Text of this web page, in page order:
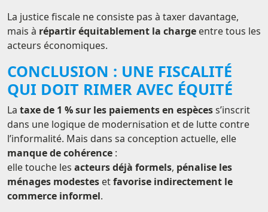
La justice fiscale ne consiste pas à taxer davantage,
mais à répartir équitablement la charge entre tous les
acteurs économiques.
CONCLUSION : UNE FISCALITÉ
QUI DOIT RIMER AVEC ÉQUITÉ
La taxe de 1 % sur les paiements en espècess’inscrit
dans une logique de modernisation et de lutte contre
l’informalité. Mais dans sa conception actuelle, elle
manque de cohérence :
elle touche les acteurs déjà formels, pénalise les
ménages modestes etfavorise indirectement le
commerce informel.